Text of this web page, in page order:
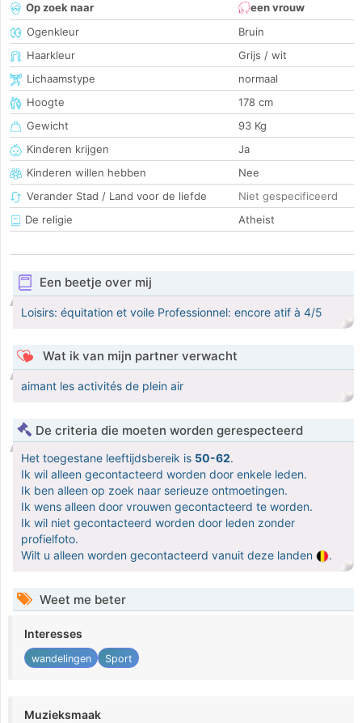
Op zoek naar
een vrouw
Ogenkleur
Bruin
Haarkleur
Grijs / wit
Lichaamstype
normaal
Hoogte
178 cm
Gewicht
93 Kg
Kinderen krijgen
Ja
Kinderen willen hebben
Nee
Verander Stad / Land voor de liefde
Niet gespecificeerd
De religie
Atheist
Een beetje over mij
Loisirs: équitation et voile Professionnel: encore atif à 4/5
Wat ik van mijn partner verwacht
aimant les activités de plein air
De criteria die moeten worden gerespecteerd
Het toegestane leeftijdsbereik is 50-62.
Ik wil alleen gecontacteerd worden door enkele leden.
Ik ben alleen op zoek naar serieuze ontmoetingen.
Ik wens alleen door vrouwen gecontacteerd te worden.
Ik wil niet gecontacteerd worden door leden zonder
profielfoto.
Wilt u alleen worden gecontacteerd vanuit deze landen
.
Weet me beter
Interesses
wandelingen Sport
Muzieksmaak